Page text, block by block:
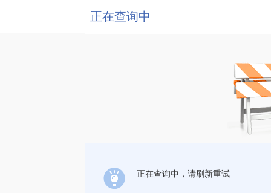
正在查询中
正在查询中，请刷新重试